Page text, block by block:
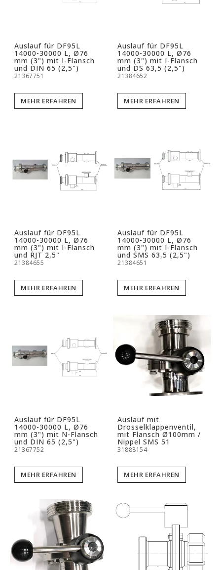
Auslauf für DF95L
14000-30000 L, Ø76
mm (3") mit I-Flansch
und DIN 65 (2,5")
21367751
MEHR ERFAHREN
Auslauf für DF95L
14000-30000 L, Ø76
mm (3") mit I-Flansch
und DS 63,5 (2,5")
21384652
MEHR ERFAHREN
Auslauf für DF95L
14000-30000 L, Ø76
mm (3") mit I-Flansch
und RJT 2,5"
21384655
MEHR ERFAHREN
Auslauf für DF95L
14000-30000 L, Ø76
mm (3") mit I-Flansch
und SMS 63,5 (2,5")
21384651
MEHR ERFAHREN
Auslauf für DF95L
14000-30000 L, Ø76
mm (3") mit N-Flansch
und DIN 65 (2,5")
21367752
MEHR ERFAHREN
Auslauf mit
Drosselklappenventil,
mit Flansch Ø100mm /
Nippel SMS 51
31888154
MEHR ERFAHREN